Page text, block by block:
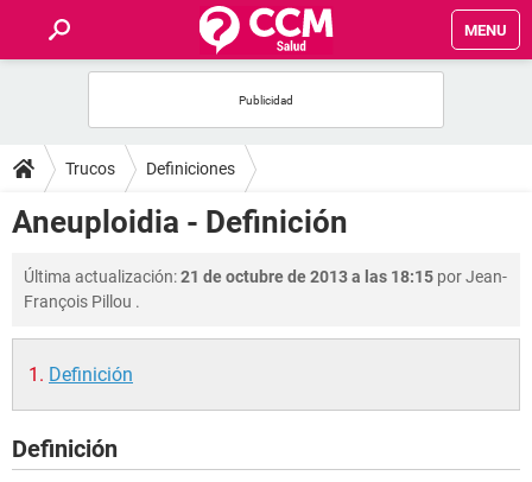
MENU
FOROS
SALUD
FAMILIA
NUTRICIÓN
SEXUALIDAD
Trucos Definiciones
Aneuploidia - Definición
Última actualización:21 de octubre de 2013 a las 18:15 porJean-
François Pillou .
Definición
Definición